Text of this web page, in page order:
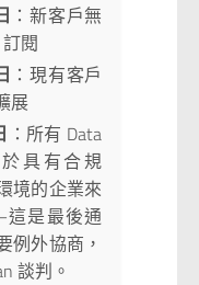
：新客戶無
閱
：現有客戶
展
：所有 Data
具有合規
境的企業來
是最後通
例外協商，
談判。